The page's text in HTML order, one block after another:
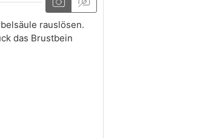
rauslösen.
das Brustbein